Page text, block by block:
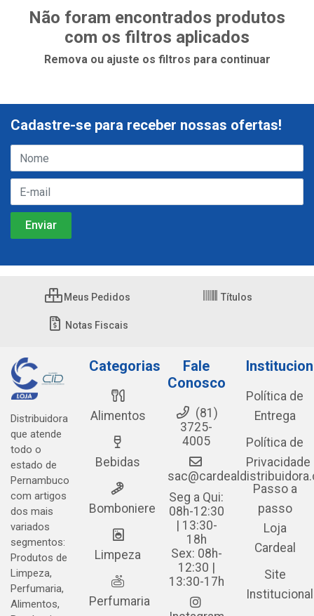
Não foram encontrados produtos
com os filtros aplicados
Remova ou ajuste os filtros para continuar
Cadastre-se para receber nossas ofertas!
Meus Pedidos Títulos
Notas Fiscais
Distribuidora
que atende
todo o
estado de
Pernambuco
com artigos
dos mais
variados
segmentos:
Produtos de
Limpeza,
Perfumaria,
Alimentos,
Categorias
Alimentos
Bebidas
Bomboniere
Limpeza
Perfumaria
Fale
Conosco
(81)
3725-
4005
Seg a Qui:
08h-12:30
| 13:30-
18h
Sex: 08h-
12:30 |
13:30-17h
Política de
Entrega
Política de
Privacidade
Passo a
passo
Loja
Cardeal
Site
Institucional